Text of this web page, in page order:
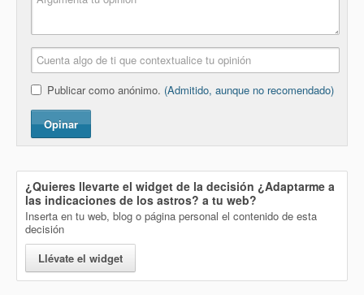
Publicar como anónimo. (Admitido, aunque no recomendado)
Opinar
¿Quieres llevarte el widget de la decisión ¿Adaptarme a
las indicaciones de los astros? a tu web?
Inserta en tu web, blog o página personal el contenido de esta
decisión
Llévate el widget